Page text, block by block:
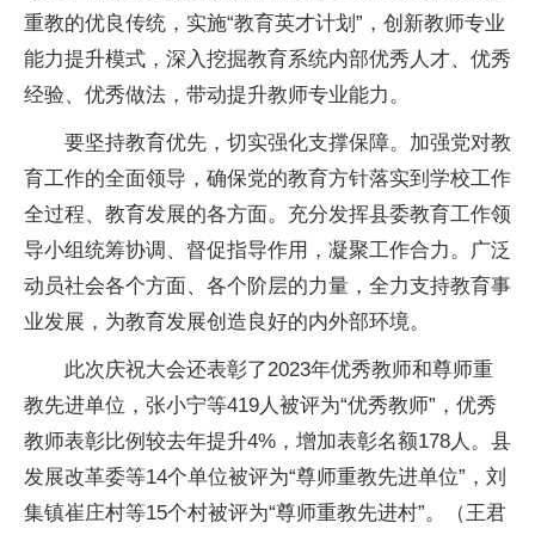
重教的优良传统，实施“教育英才计划”，创新教师专业
能力提升模式，深入挖掘教育系统内部优秀人才、优秀
经验、优秀做法，带动提升教师专业能力。
要坚持教育优先，切实强化支撑保障。加强党对教
育工作的全面领导，确保党的教育方针落实到学校工作
全过程、教育发展的各方面。充分发挥县委教育工作领
导小组统筹协调、督促指导作用，凝聚工作合力。广泛
动员社会各个方面、各个阶层的力量，全力支持教育事
业发展，为教育发展创造良好的内外部环境。
此次庆祝大会还表彰了2023年优秀教师和尊师重
教先进单位，张小宁等419人被评为“优秀教师”，优秀
教师表彰比例较去年提升4%，增加表彰名额178人。县
发展改革委等14个单位被评为“尊师重教先进单位”，刘
集镇崔庄村等15个村被评为“尊师重教先进村”。（王君